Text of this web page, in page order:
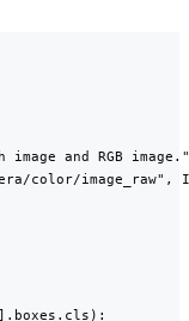
image and RGB
color/image_raw",